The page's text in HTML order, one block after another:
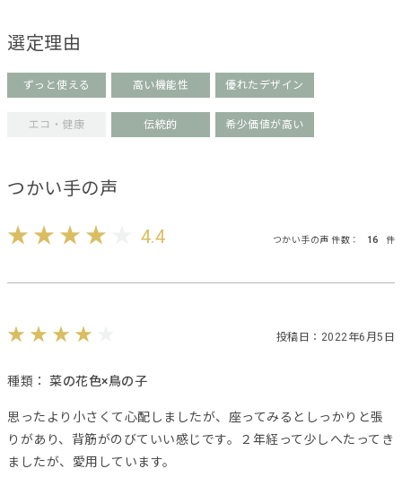
選定理由
ずっと使える 高い機能性 優れたデザイン
エコ・健康 伝統的 希少価値が高い
つかい手の声
4.4 つかい手の声 件数： 16 件
投稿日：2022年6月5日
種類： 菜の花色×鳥の子
思ったより小さくて心配しましたが、座ってみるとしっかりと張
りがあり、背筋がのびていい感じです。２年経って少しへたってき
ましたが、愛用しています。